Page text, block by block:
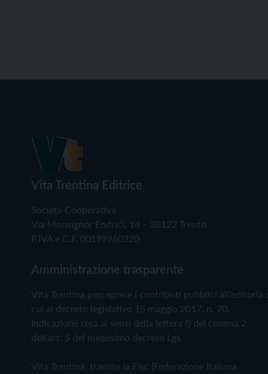
Vita Trentina Editrice
Società Cooperativa
Via Monsignor Endrici, 14 – 38122 Trento
P.IVA e C.F. 00199960220
Amministrazione trasparente
Vita Trentina percepisce i contributi pubblici all'editoria
cui al decreto legislativo 15 maggio 2017, n. 70.
Indicazione resa ai sensi della lettera f) del comma 2
dell'art. 5 del medesimo decreto Lgs.
Vita Trentina, tramite la Fisc (Federazione Italiana